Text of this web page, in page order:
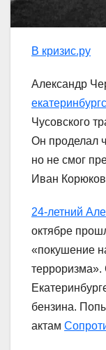
В кризис.ру
Александр
Чусовского
Он проделал
но не смог
Иван
24-летний
октябре
«покушение
терроризма».
бензина.
актам